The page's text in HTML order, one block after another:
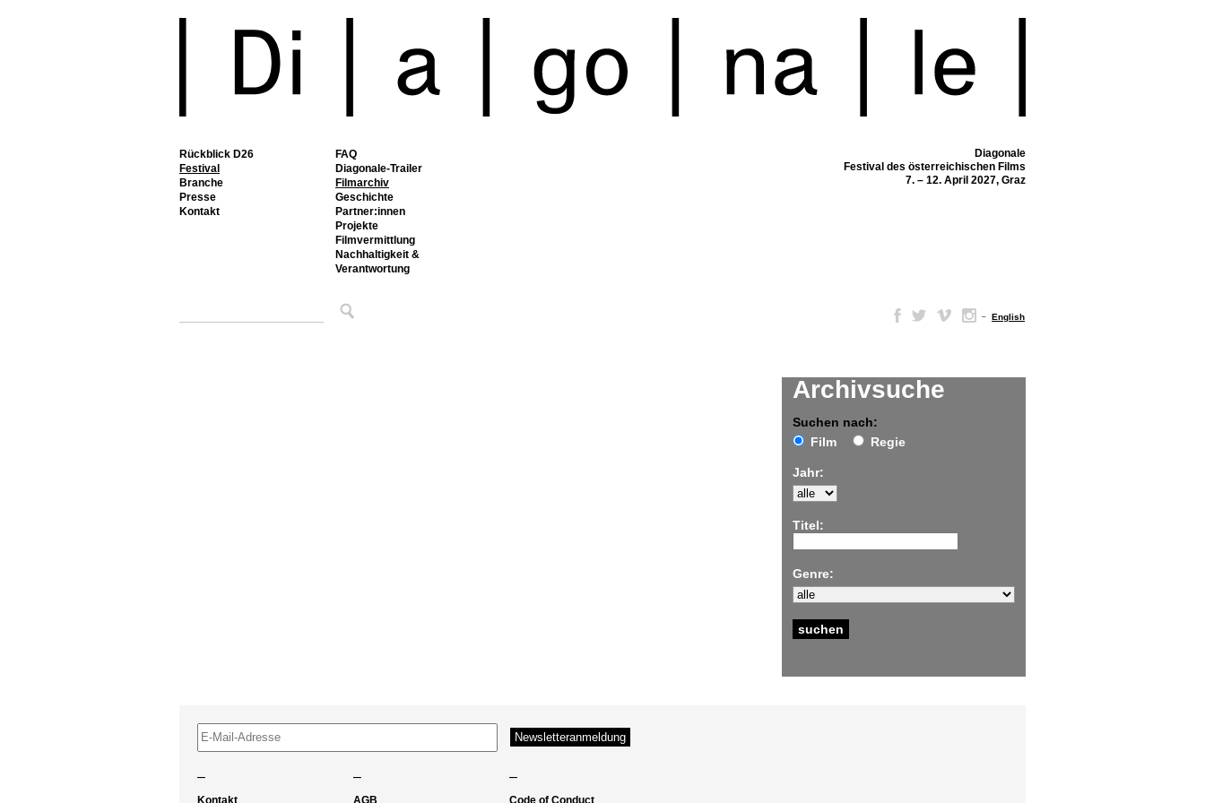
Rückblick D26
Festival
FAQ
Diagonale-Trailer
Filmarchiv
Geschichte
Partner:innen
Projekte
Filmvermittlung
Nachhaltigkeit &
Verantwortung
Branche
Presse
Kontakt
Diagonale
Festival des österreichischen Films
7. – 12. April 2027, Graz
– English
Archivsuche
Suchen nach:
Film
Regie
Jahr:
Titel:
Genre:
– – –
Kontakt AGB Code of Conduct